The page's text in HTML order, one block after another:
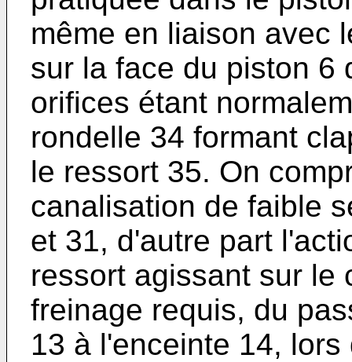
même en liaison avec
sur la face du piston 6
orifices étant
rondelle 34 formant
le ressort 35. On
canalisation de faible
et 31, d'autre part
ressort agissant sur le
freinage requis, du
13 à l'enceinte 14,